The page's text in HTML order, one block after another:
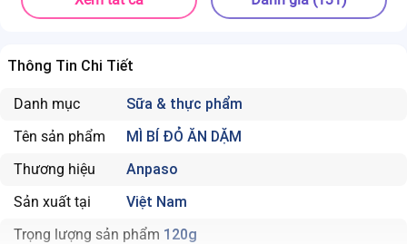
Thông Tin Chi Tiết
Danh mục
Sữa & thực phẩm
Tên sản phẩm
MÌ BÍ ĐỎ ĂN DẶM
Thương hiệu
Anpaso
Sản xuất tại
Việt Nam
Trọng lượng sản phẩm 120g